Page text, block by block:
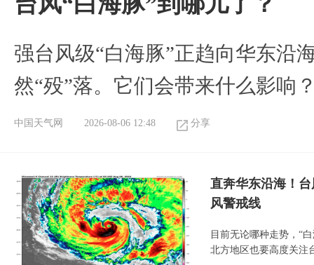
强台风级“白海豚”正趋向华东沿
然“殁”落。它们会带来什么影响
中国天气网 2026-08-06 12:48 分享
直奔华东沿海！
风警戒线
目前无论哪种走势，“
北方地区也要高度关注